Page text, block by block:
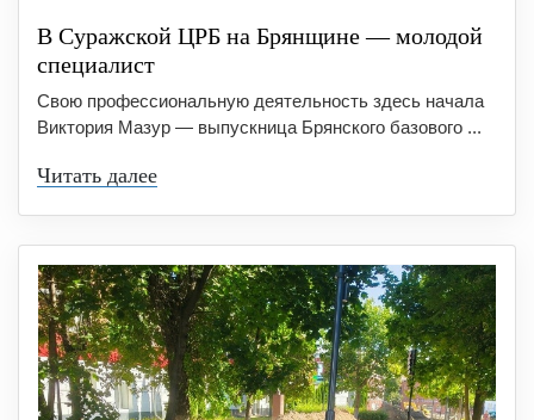
В Суражской ЦРБ на Брянщине — молодой
специалист
Свою профессиональную деятельность здесь начала
Виктория Мазур — выпускница Брянского базового ...
Читать далее